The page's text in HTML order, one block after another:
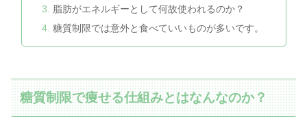
脂肪がエネルギーとして何故使われるのか？
糖質制限では意外と食べていいものが多いです。
糖質制限で痩せる仕組みとはなんなのか？